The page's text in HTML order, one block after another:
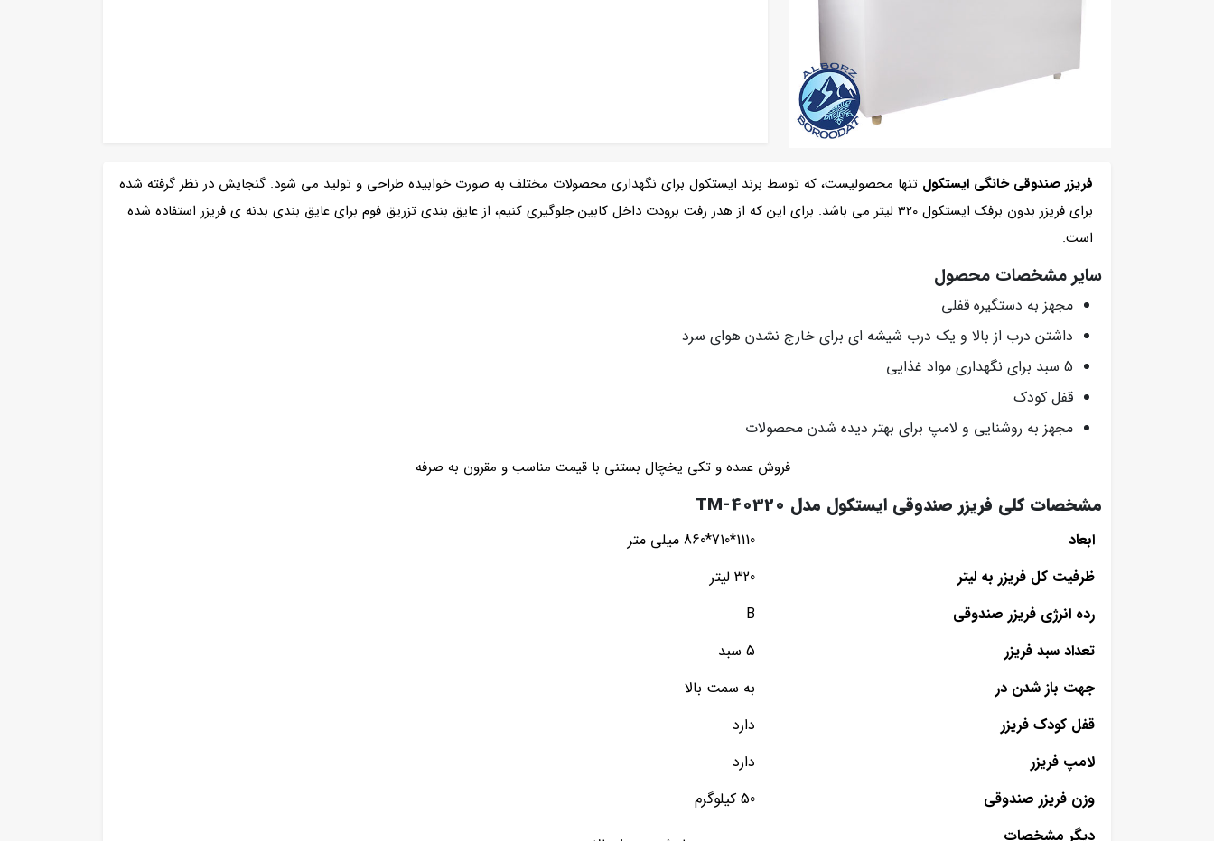
فریزر صندوقی خانگی ایستکول تنها محصولیست، که توسط برند ایستکول برای نگهداری محصولات مختلف به صورت خوابیده طراحی و تولید می شود. گنجایش در نظر گرفته شده
برای فریزر بدون برفک ایستکول 320 لیتر می باشد. برای این که از هدر رفت برودت داخل کابین جلوگیری کنیم، از عایق بندی تزریق فوم برای عایق بندی بدنه ی فریزر استفاده شده
است.
سایر مشخصات محصول
مجهز به دستگیره قفلی
داشتن درب از بالا و یک درب شیشه ای برای خارج نشدن هوای سرد
5 سبد برای نگهداری مواد غذایی
قفل کودک
مجهز به روشنایی و لامپ برای بهتر دیده شدن محصولات
فروش عمده و تکی یخچال بستنی با قیمت مناسب و مقرون به صرفه
مشخصات کلی فریزر صندوقی ایستکول مدل TM-40320
ابعاد
1110*710*860 میلی متر
ظرفیت کل فریزر به لیتر
320 لیتر
رده انرژی فریزر صندوقی
B
تعداد سبد فریزر
5 سبد
جهت باز شدن در
به سمت بالا
قفل کودک فریزر
دارد
لامپ فریزر
دارد
وزن فریزر صندوقی
50 کیلوگرم
دیگر مشخصات